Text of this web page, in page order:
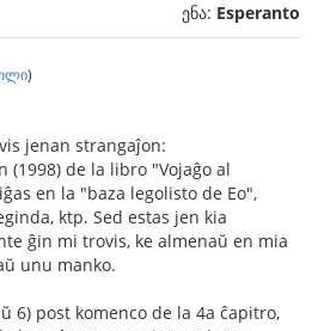
ენა: Esperanto
)
jenan strangaĵon:
(1998) de la libro "Vojaĝo al
en la "baza legolisto de Eo",
ktp. Sed estas jen kia
ĝin mi trovis, ke almenaŭ en mia
unu manko.
6) post komenco de la 4a ĉapitro,